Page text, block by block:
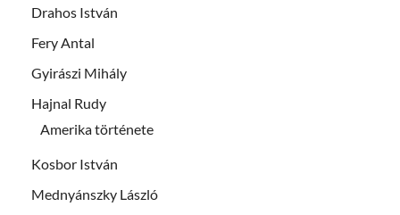
Drahos István
Fery Antal
Gyirászi Mihály
Hajnal Rudy
Amerika története
Kosbor István
Mednyánszky László